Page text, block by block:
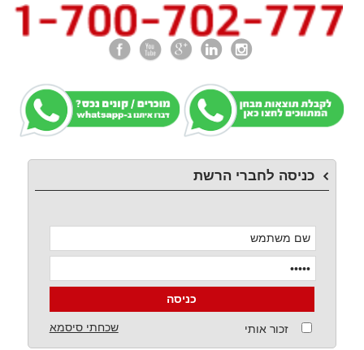
כניסה לחברי הרשת
שכחתי סיסמא